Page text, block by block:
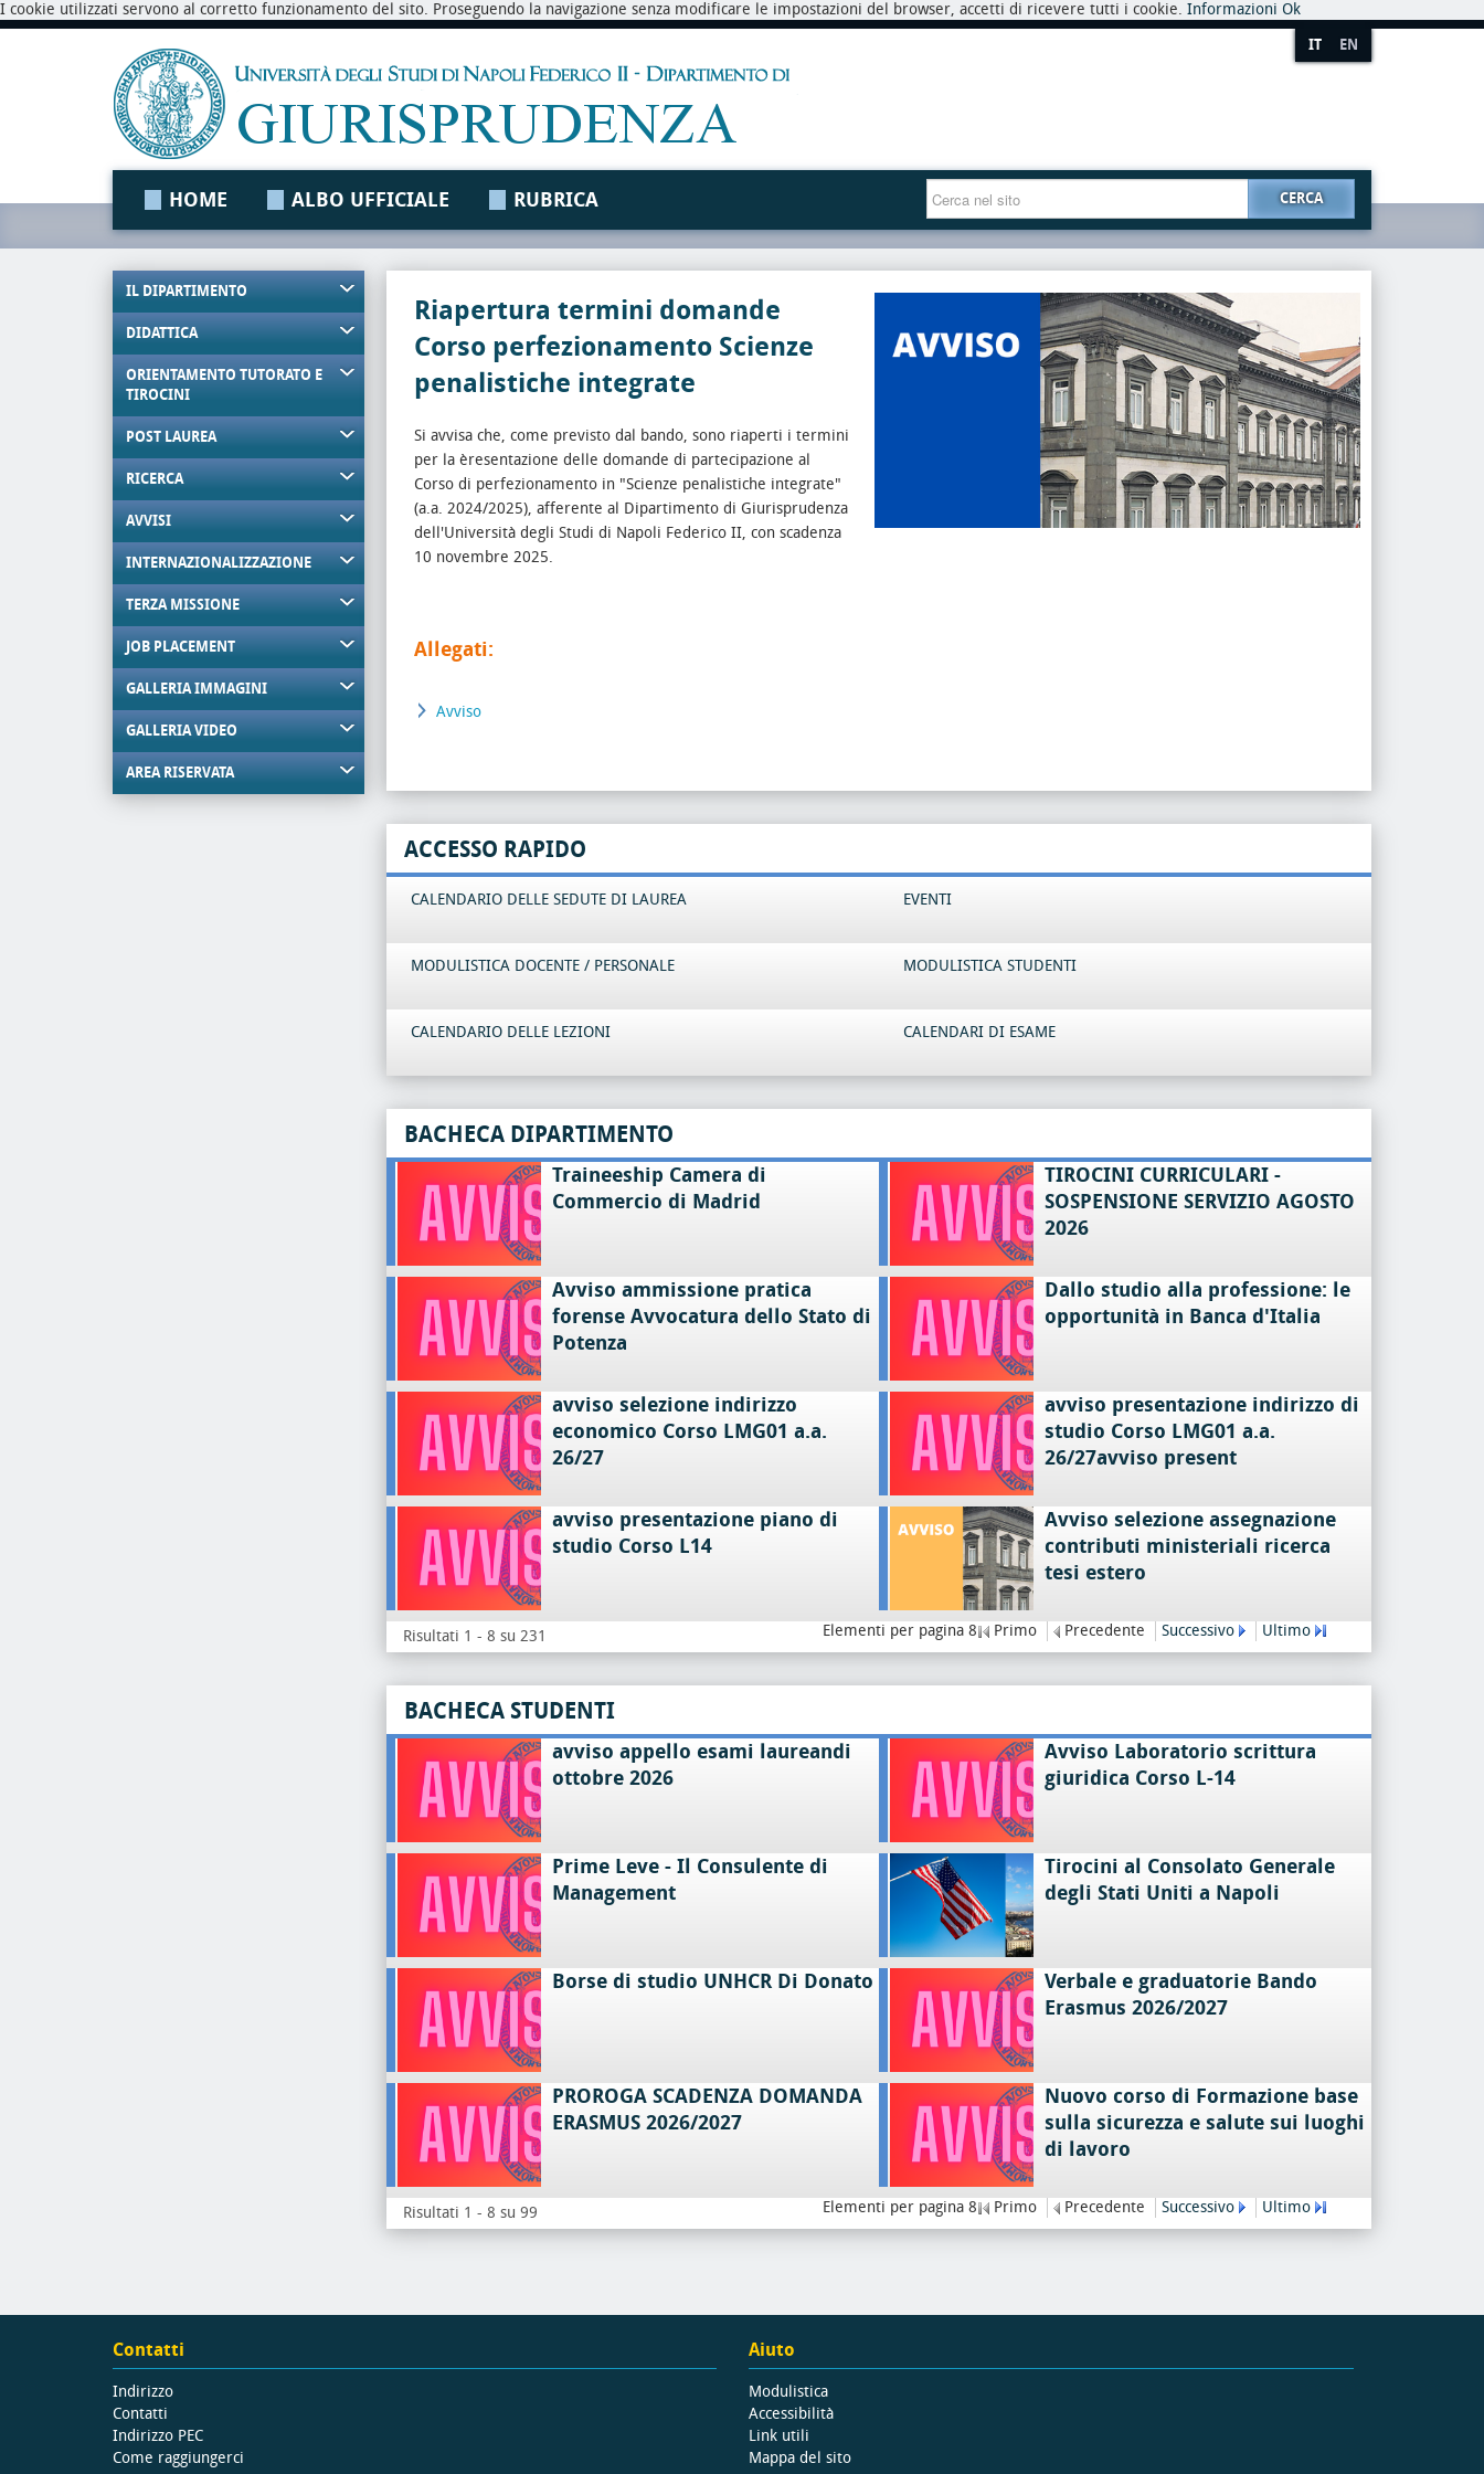
I cookie utilizzati servono al corretto funzionamento del sito. Proseguendo la navigazione senza modificare le impostazioni del browser, accetti di ricevere tutti i cookie. Informazioni Ok
IT EN
HOME ALBO UFFICIALE RUBRICA CERCA
IL DIPARTIMENTO
DIDATTICA
ORIENTAMENTO TUTORATO E
TIROCINI
POST LAUREA
RICERCA
AVVISI
INTERNAZIONALIZZAZIONE
TERZA MISSIONE
JOB PLACEMENT
GALLERIA IMMAGINI
GALLERIA VIDEO
AREA RISERVATA
Riapertura termini domande
Corso perfezionamento Scienze
penalistiche integrate
Si avvisa che, come previsto dal bando, sono riaperti i termini
per la èresentazione delle domande di partecipazione al
Corso di perfezionamento in "Scienze penalistiche integrate"
(a.a. 2024/2025), afferente al Dipartimento di Giurisprudenza
dell'Università degli Studi di Napoli Federico II, con scadenza
10 novembre 2025.
Allegati:
Avviso
ACCESSO RAPIDO
CALENDARIO DELLE SEDUTE DI LAUREA EVENTI
MODULISTICA DOCENTE / PERSONALE MODULISTICA STUDENTI
CALENDARIO DELLE LEZIONI CALENDARI DI ESAME
BACHECA DIPARTIMENTO
Traineeship Camera di
Commercio di Madrid
TIROCINI CURRICULARI -
SOSPENSIONE SERVIZIO AGOSTO
2026
Avviso ammissione pratica
forense Avvocatura dello Stato di
Potenza
Dallo studio alla professione: le
opportunità in Banca d'Italia
avviso selezione indirizzo
economico Corso LMG01 a.a.
26/27
avviso presentazione indirizzo di
studio Corso LMG01 a.a.
26/27avviso present
avviso presentazione piano di
studio Corso L14
Avviso selezione assegnazione
contributi ministeriali ricerca
tesi estero
Risultati 1 - 8 su 231 Elementi per pagina 8 Primo Precedente Successivo Ultimo
BACHECA STUDENTI
avviso appello esami laureandi
ottobre 2026
Avviso Laboratorio scrittura
giuridica Corso L-14
Prime Leve - Il Consulente di
Management
Tirocini al Consolato Generale
degli Stati Uniti a Napoli
Borse di studio UNHCR Di Donato
Verbale e graduatorie Bando
Erasmus 2026/2027
PROROGA SCADENZA DOMANDA
ERASMUS 2026/2027
Nuovo corso di Formazione base
sulla sicurezza e salute sui luoghi
di lavoro
Risultati 1 - 8 su 99 Elementi per pagina 8 Primo Precedente Successivo Ultimo
Contatti
Indirizzo
Contatti
Indirizzo PEC
Come raggiungerci
Aiuto
Modulistica
Accessibilità
Link utili
Mappa del sito